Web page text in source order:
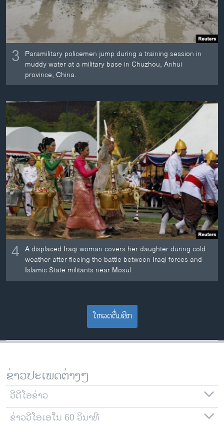
3 Paramilitary policemen jump during a training session in
muddy water at a military base in Chuzhou, Anhui
province, China.
4 A displaced Iraqi woman covers her daughter during cold
weather after fleeing the battle between Iraqi forces and
Islamic State militants near Mosul.
ໂຫລດຕື່ມອີກ
ຂ່າວປະເພດຕ່າງໆ
ວີດີໂອຂ່າວ
ຂ່າວວີໂອເອໃນ 60 ວິນາທີ